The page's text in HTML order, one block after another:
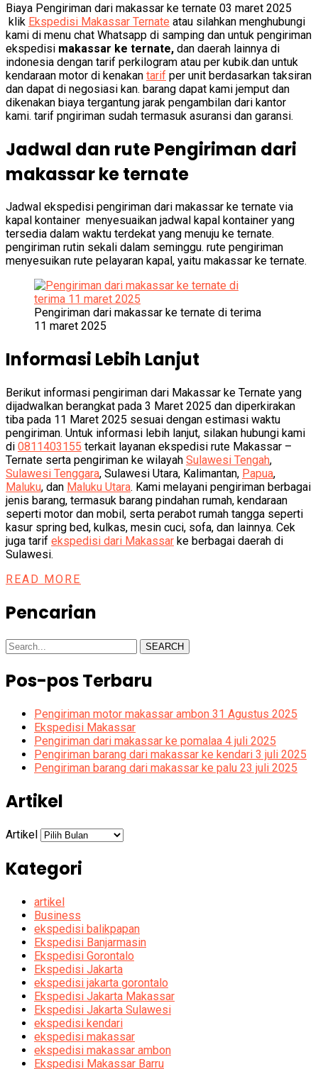
Biaya Pengiriman dari makassar ke ternate 03 maret 2025
klik Ekspedisi Makassar Ternate atau silahkan menghubungi
kami di menu chat Whatsapp di samping dan untuk pengiriman
ekspedisi makassar ke ternate, dan daerah lainnya di
indonesia dengan tarif perkilogram atau per kubik.dan untuk
kendaraan motor di kenakan tarif per unit berdasarkan taksiran
dan dapat di negosiasi kan. barang dapat kami jemput dan
dikenakan biaya tergantung jarak pengambilan dari kantor
kami. tarif pngiriman sudah termasuk asuransi dan garansi.
Jadwal dan rute Pengiriman dari
makassar ke ternate
Jadwal ekspedisi pengiriman dari makassar ke ternate via
kapal kontainer menyesuaikan jadwal kapal kontainer yang
tersedia dalam waktu terdekat yang menuju ke ternate.
pengiriman rutin sekali dalam seminggu. rute pengiriman
menyesuikan rute pelayaran kapal, yaitu makassar ke ternate.
Pengiriman dari makassar ke ternate di terima
11 maret 2025
Informasi Lebih Lanjut
Berikut informasi pengiriman dari Makassar ke Ternate yang
dijadwalkan berangkat pada 3 Maret 2025 dan diperkirakan
tiba pada 11 Maret 2025 sesuai dengan estimasi waktu
pengiriman. Untuk informasi lebih lanjut, silakan hubungi kami
di 0811403155 terkait layanan ekspedisi rute Makassar –
Ternate serta pengiriman ke wilayah Sulawesi Tengah,
Sulawesi Tenggara, Sulawesi Utara, Kalimantan, Papua,
Maluku, dan Maluku Utara. Kami melayani pengiriman berbagai
jenis barang, termasuk barang pindahan rumah, kendaraan
seperti motor dan mobil, serta perabot rumah tangga seperti
kasur spring bed, kulkas, mesin cuci, sofa, dan lainnya. Cek
juga tarif ekspedisi dari Makassar ke berbagai daerah di
Sulawesi.
READ MORE
Pencarian
SEARCH
Pos-pos Terbaru
Pengiriman motor makassar ambon 31 Agustus 2025
Ekspedisi Makassar
Pengiriman dari makassar ke pomalaa 4 juli 2025
Pengiriman barang dari makassar ke kendari 3 juli 2025
Pengiriman barang dari makassar ke palu 23 juli 2025
Artikel
Artikel
Kategori
artikel
Business
ekspedisi balikpapan
Ekspedisi Banjarmasin
Ekspedisi Gorontalo
Ekspedisi Jakarta
ekspedisi jakarta gorontalo
Ekspedisi Jakarta Makassar
Ekspedisi Jakarta Sulawesi
ekspedisi kendari
ekspedisi makassar
ekspedisi makassar ambon
Ekspedisi Makassar Barru